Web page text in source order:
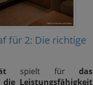
für 2: Die richtige
spielt für das
Leistungsfähigkeit